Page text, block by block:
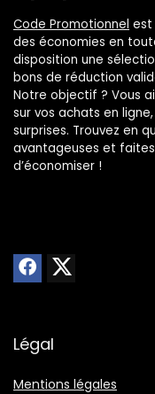
Code Promotionnel est
des économies en
disposition une
bons de réduction
Notre objectif ? Vous
sur vos achats en
surprises. Trouvez en
avantageuses et
d’économiser !
Légal
Mentions légales